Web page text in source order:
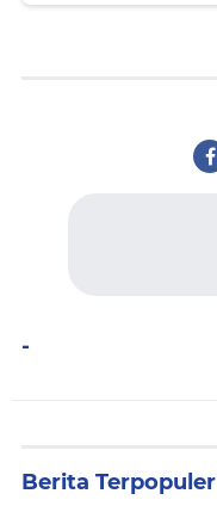
-
Berita Terpopuler